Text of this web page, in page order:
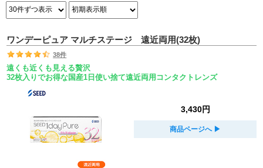
ワンデーピュア マルチステージ 遠近両用(32枚)
38件
遠くも近くも見える贅沢
32枚入りでお得な国産1日使い捨て遠近両用コンタクトレンズ
3,430円
商品ページへ ▶︎